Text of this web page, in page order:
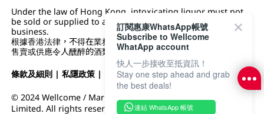
Under the law of Hong Kong, intoxicating liquor must not
be sold or supplied to a minor (under 18) in the course of
business.
根據香港法律，不得在業務過程中，向未成年人 (18 歲以下人士)
售賣或供應令人醺醉的酒類。
條款及細則 |私隱政策 | DFI零售集團
© 2024 Wellcome / Market Place. The Dairy Farm Company
Limited. All rights reserved.
訂閱惠康WhatsApp帳號
Subscribe to Wellcome
WhatApp account
快人一步接收至抵資訊！
Stay one step ahead and grab
the best deals!
連結 WhatsApp 帳號